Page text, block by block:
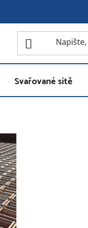
Svařované sítě